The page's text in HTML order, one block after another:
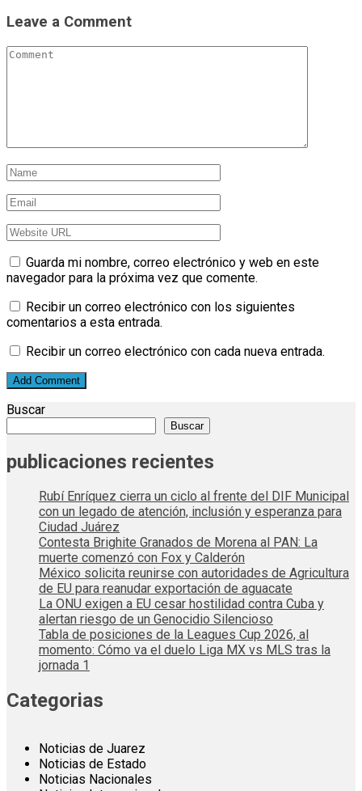
Leave a Comment
Guarda mi nombre, correo electrónico y web en este
navegador para la próxima vez que comente.
Recibir un correo electrónico con los siguientes
comentarios a esta entrada.
Recibir un correo electrónico con cada nueva entrada.
Buscar
Buscar
publicaciones recientes
Rubí Enríquez cierra un ciclo al frente del DIF Municipal
con un legado de atención, inclusión y esperanza para
Ciudad Juárez
Contesta Brighite Granados de Morena al PAN: La
muerte comenzó con Fox y Calderón
México solicita reunirse con autoridades de Agricultura
de EU para reanudar exportación de aguacate
La ONU exigen a EU cesar hostilidad contra Cuba y
alertan riesgo de un Genocidio Silencioso
Tabla de posiciones de la Leagues Cup 2026, al
momento: Cómo va el duelo Liga MX vs MLS tras la
jornada 1
Categorias
Noticias de Juarez
Noticias de Estado
Noticias Nacionales